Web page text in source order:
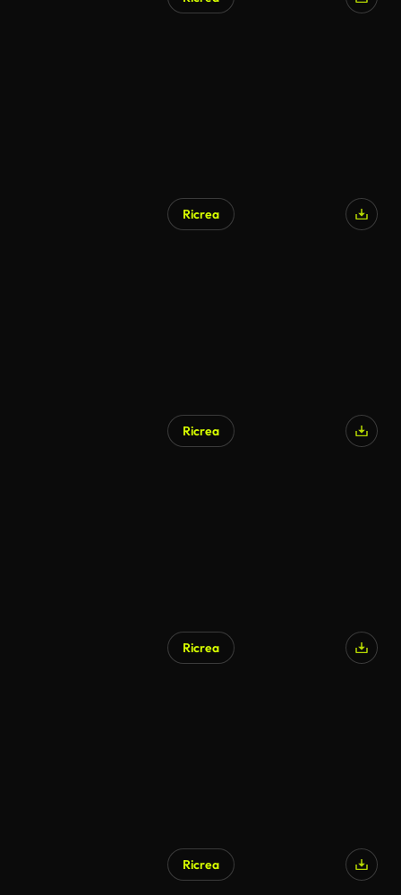
Ricrea
Ricrea
Ricrea
Ricrea